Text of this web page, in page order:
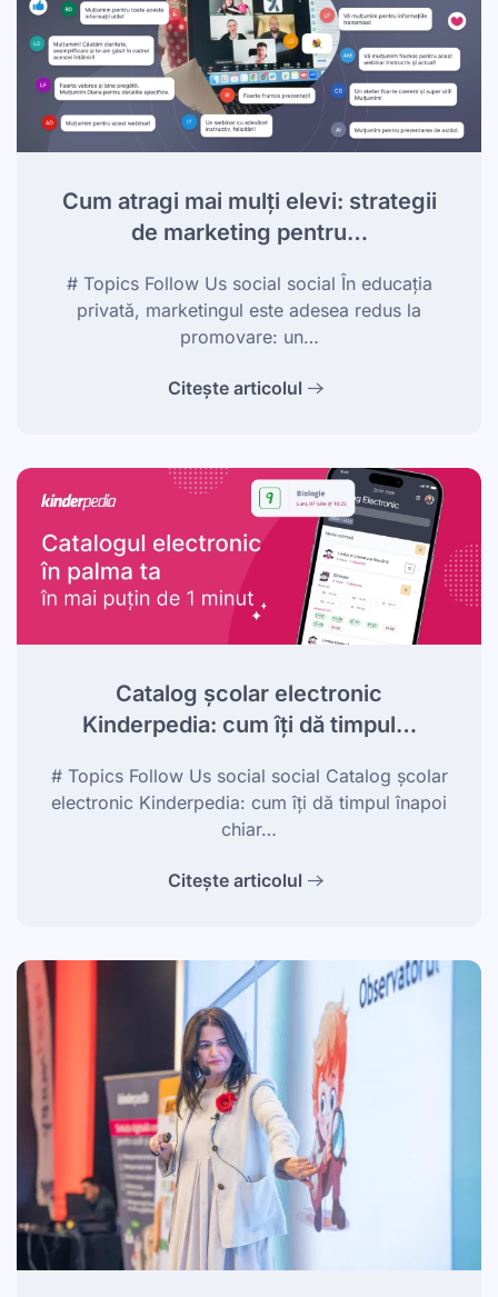
Cum atragi mai mulți elevi: strategii
de marketing pentru…
# Topics Follow Us social social În educația
privată, marketingul este adesea redus la
promovare: un…
Citește articolul
Catalog școlar electronic
Kinderpedia: cum îți dă timpul…
# Topics Follow Us social social Catalog școlar
electronic Kinderpedia: cum îți dă timpul înapoi
chiar…
Citește articolul